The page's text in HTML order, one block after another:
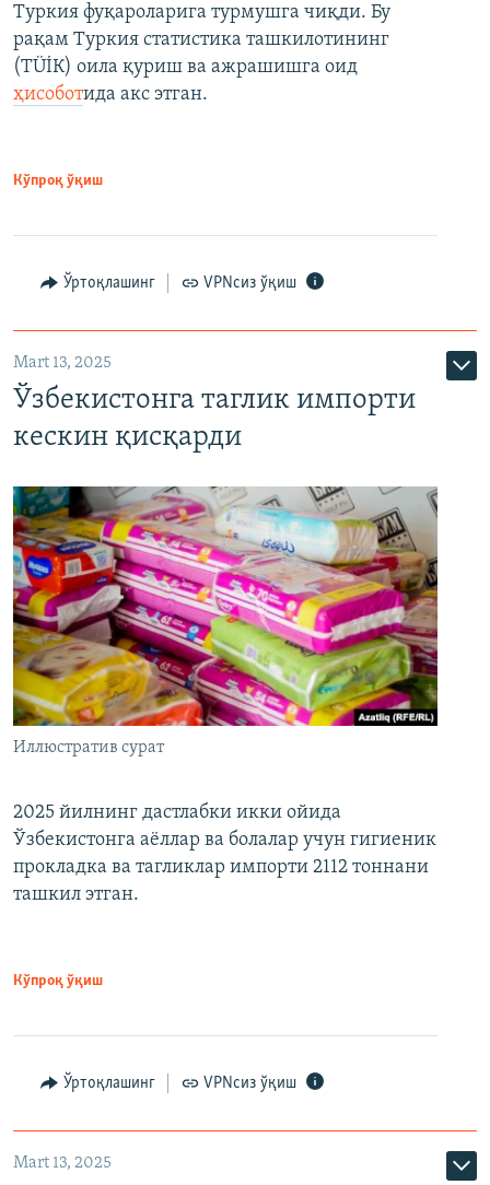
Туркия фуқароларига турмушга чиқди. Бу
рақам Туркия статистика ташкилотининг
(ТÜİК) оила қуриш ва ажрашишга оид
ҳисоботида акс этган.
Кўпроқ ўқиш
Ўртоқлашинг VPNсиз ўқиш
Mart 13, 2025
Ўзбекистонга таглик импорти
кескин қисқарди
Иллюстратив сурат
2025 йилнинг дастлабки икки ойида
Ўзбекистонга аёллар ва болалар учун гигиеник
прокладка ва тагликлар импорти 2112 тоннани
ташкил этган.
Кўпроқ ўқиш
Ўртоқлашинг VPNсиз ўқиш
Mart 13, 2025